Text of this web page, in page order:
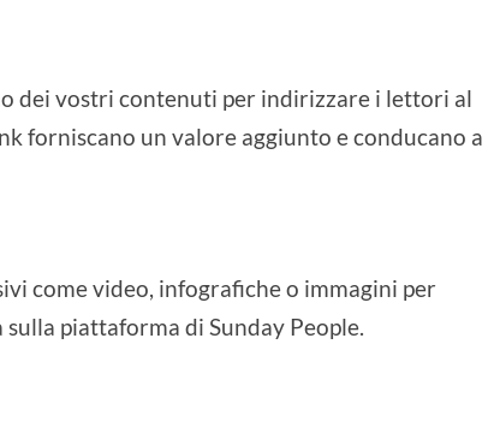
dei vostri contenuti per indirizzare i lettori al
forniscano un valore aggiunto e conducano a
come video, infografiche o immagini per
piattaforma di Sunday People.